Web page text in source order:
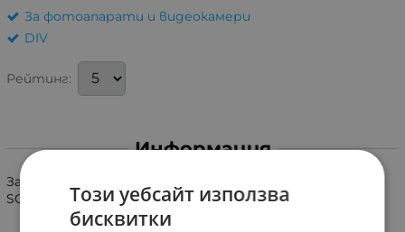
За фотоапарати и видеокамери
DIV
Рейтинг:
Информация
Зарядно устройство SCL-10 батерии на видеокамера
SONY.
Този уебсайт използва
бисквитки